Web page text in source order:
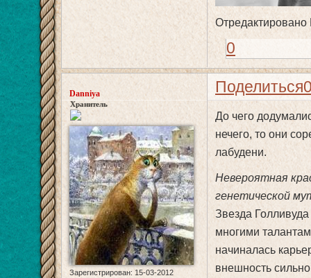
0
Поделиться
Danniya
Хранитель
Зарегистрирован: 15-03-2012
До чего
нечего, то они
лабудени.
Невероятная
генетической
Звезда
многими
начиналась
внешность